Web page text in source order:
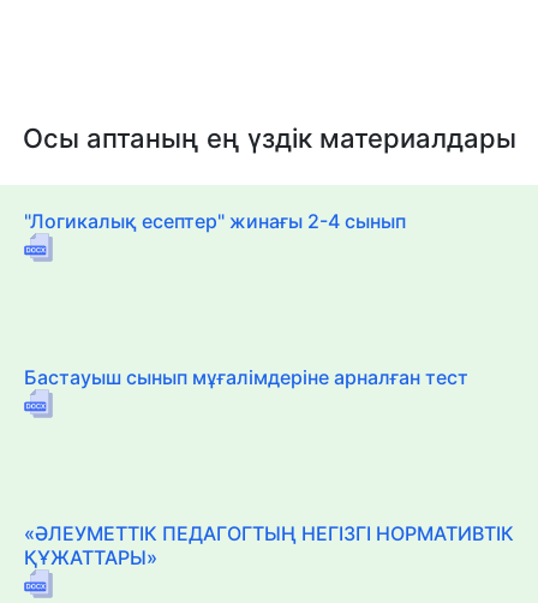
Осы аптаның ең үздік материалдары
"Логикалық есептер" жинағы 2-4 сынып
Бастауыш сынып мұғалімдеріне арналған тест
«ӘЛЕУМЕТТІК ПЕДАГОГТЫҢ НЕГІЗГІ НОРМАТИВТІК
ҚҰЖАТТАРЫ»